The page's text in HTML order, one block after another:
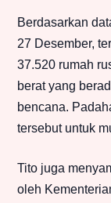
Berdasarkan
27 Desember,
37.520 rumah
berat yang
bencana.
tersebut untuk
Tito juga
oleh